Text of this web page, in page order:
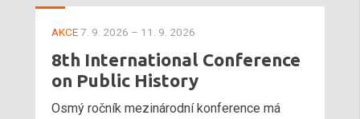
AKCE7. 9. 2026 – 11. 9. 2026
8th International Conference
on Public History
Osmý ročník mezinárodní konference má